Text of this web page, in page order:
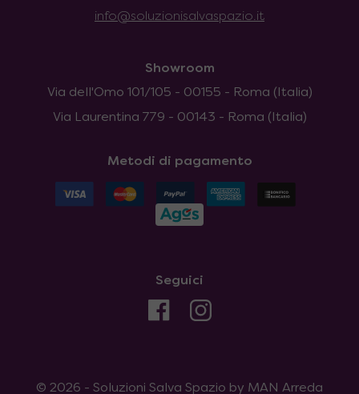
info@soluzionisalvaspazio.it
Showroom
Via dell'Omo 101/105 - 00155 - Roma (Italia)
Via Laurentina 779 - 00143 - Roma (Italia)
Metodi di pagamento
Seguici
© 2026 - Soluzioni Salva Spazio by MAN Arreda